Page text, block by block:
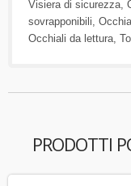
Visiera di sicurezza,
sovrapponibili,
Occhiali da lettura,
PRODOTTI